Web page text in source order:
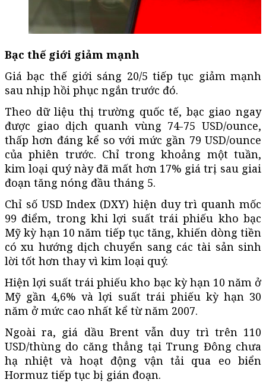
Bạc thế giới giảm mạnh
Giá bạc thế giới sáng 20/5 tiếp tục giảm mạnh
sau nhịp hồi phục ngắn trước đó.
Theo dữ liệu thị trường quốc tế, bạc giao ngay
được giao dịch quanh vùng 74-75 USD/ounce,
thấp hơn đáng kể so với mức gần 79 USD/ounce
của phiên trước. Chỉ trong khoảng một tuần,
kim loại quý này đã mất hơn 17% giá trị sau giai
đoạn tăng nóng đầu tháng 5.
Chỉ số USD Index (DXY) hiện duy trì quanh mốc
99 điểm, trong khi lợi suất trái phiếu kho bạc
Mỹ kỳ hạn 10 năm tiếp tục tăng, khiến dòng tiền
có xu hướng dịch chuyển sang các tài sản sinh
lời tốt hơn thay vì kim loại quý.
Hiện lợi suất trái phiếu kho bạc kỳ hạn 10 năm ở
Mỹ gần 4,6% và lợi suất trái phiếu kỳ hạn 30
năm ở mức cao nhất kể từ năm 2007.
Ngoài ra, giá dầu Brent vẫn duy trì trên 110
USD/thùng do căng thẳng tại Trung Đông chưa
hạ nhiệt và hoạt động vận tải qua eo biển
Hormuz tiếp tục bị gián đoạn.